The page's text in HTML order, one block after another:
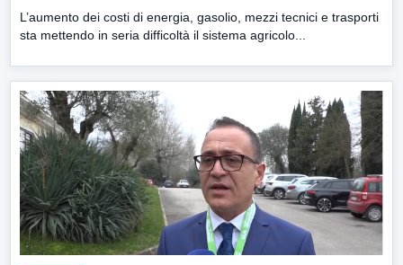
L’aumento dei costi di energia, gasolio, mezzi tecnici e trasporti
sta mettendo in seria difficoltà il sistema agricolo...